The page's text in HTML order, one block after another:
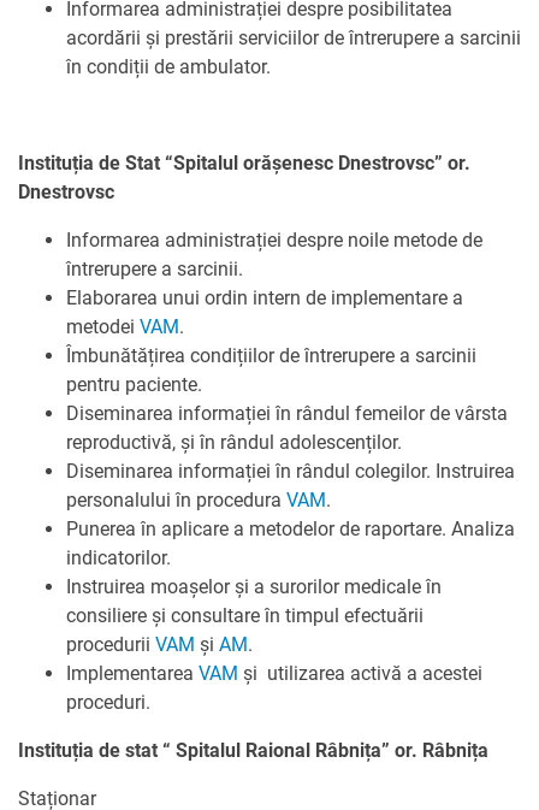
Informarea administrației despre posibilitatea
acordării și prestării serviciilor de întrerupere a sarcinii
în condiții de ambulator.
Instituția de Stat “Spitalul orășenesc Dnestrovsc” or.
Dnestrovsc
Informarea administrației despre noile metode de
întrerupere a sarcinii.
Elaborarea unui ordin intern de implementare a
metodei VAM.
Îmbunătățirea condițiilor de întrerupere a sarcinii
pentru paciente.
Diseminarea informației în rândul femeilor de vârsta
reproductivă, și în rândul adolescenților.
Diseminarea informației în rândul colegilor. Instruirea
personalului în procedura VAM.
Punerea în aplicare a metodelor de raportare. Analiza
indicatorilor.
Instruirea moașelor și a surorilor medicale în
consiliere și consultare în timpul efectuării
procedurii VAM și AM.
Implementarea VAM și utilizarea activă a acestei
proceduri.
Instituția de stat “ Spitalul Raional Râbnița” or. Râbnița
Staționar